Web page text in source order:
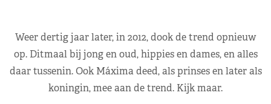
Weer dertig jaar later, in 2012, dook de trend opnieuw
op. Ditmaal bij jong en oud, hippies en dames, en alles
daar tussenin. Ook Máxima deed, als prinses en later als
koningin, mee aan de trend. Kijk maar.